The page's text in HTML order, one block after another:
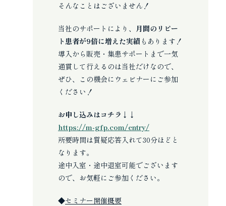
そんなことはございません！
当社のサポートにより、 月間のリピー
ト患者が9倍に増えた実績 もあります！
導入から販売・集患サポートまで一気
通貫して行えるのは当社だけなので、
ぜひ、この機会にウェビナーにご参加
ください！
お申し込みはコチラ↓↓
https://m-gfp.com/entry/
所要時間は質疑応答入れて30分ほどと
なります。
途中入室・途中退室可能でございます
ので、お気軽にご参加ください。
◆セミナー開催概要